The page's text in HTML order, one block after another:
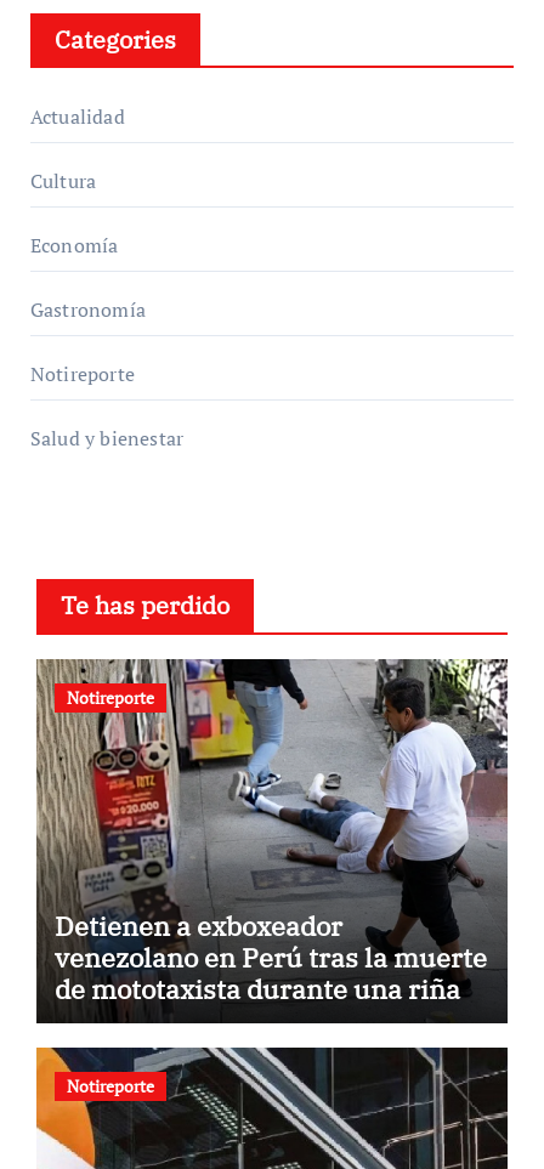
Categories
Actualidad
Cultura
Economía
Gastronomía
Notireporte
Salud y bienestar
Te has perdido
Notireporte
Detienen a exboxeador
venezolano en Perú tras la muerte
de mototaxista durante una riña
Notireporte